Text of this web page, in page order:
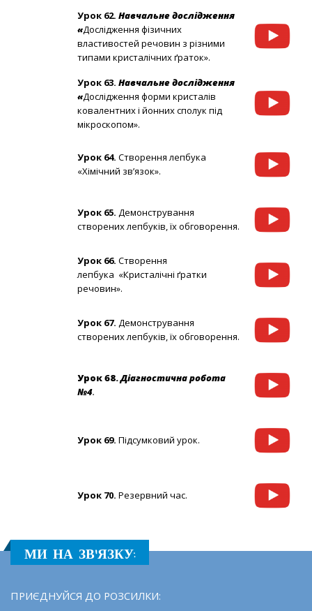
Урок 62. Навчальне дослідження
«Дослідження фізичних
властивостей речовин з різними
типами кристалічних ґраток».
Урок 63. Навчальне дослідження
«Дослідження форми кристалів
ковалентних і йонних сполук під
мікроскопом».
Урок 64. Створення лепбука
«Хімічний зв’язок».
Урок 65. Демонстрування
створених лепбуків, їх обговорення.
Урок 66. Створення
лепбука «Кристалічні ґратки
речовин».
Урок 67. Демонстрування
створених лепбуків, їх обговорення.
Урок 68.Діагностична робота
№4.
Урок 69. Підсумковий урок.
Урок 70. Резервний час.
МИ НА ЗВ'ЯЗКУ:
ПРИЄДНУЙСЯ ДО РОЗСИЛКИ: